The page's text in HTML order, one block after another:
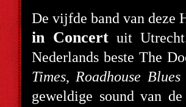
De vijfde band van deze
in Concertuit
Nederlands beste The
Times, Roadhouse Blues
geweldige sound van